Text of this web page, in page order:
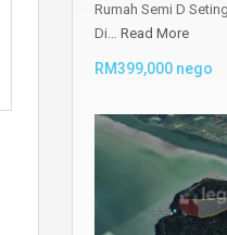
Rumah Semi D
Di… Read More
RM399,000 nego